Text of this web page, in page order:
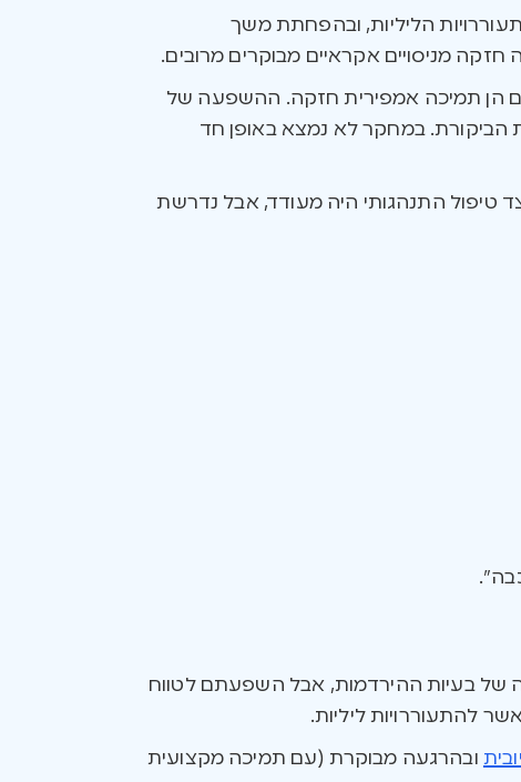
הליליות, ובהפחתת משך
מניסויים אקראיים מבוקרים מרובים.
הן תמיכה אמפירית חזקה. ההשפעה של
הביקורת. במחקר לא נמצא באופן חד
טיפול התנהגותי היה מעודד, אבל נדרשת
של בעיות ההירדמות, אבל השפעתם לטווח
להתעוררויות ליליות.
ובהרגעה מבוקרת (עם תמיכה מקצועית